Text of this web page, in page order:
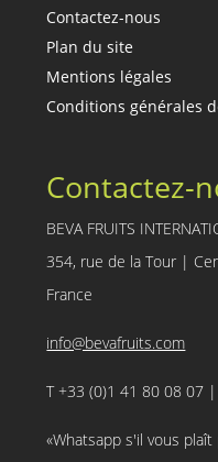
Contactez-nous
Plan du site
Mentions légales
Conditions générales
Contactez-
BEVA FRUITS
354, rue de la Tour |
France
info@bevafruits.com
T +33 (0)1 41 80 08 07
«Whatsapp s'il vous